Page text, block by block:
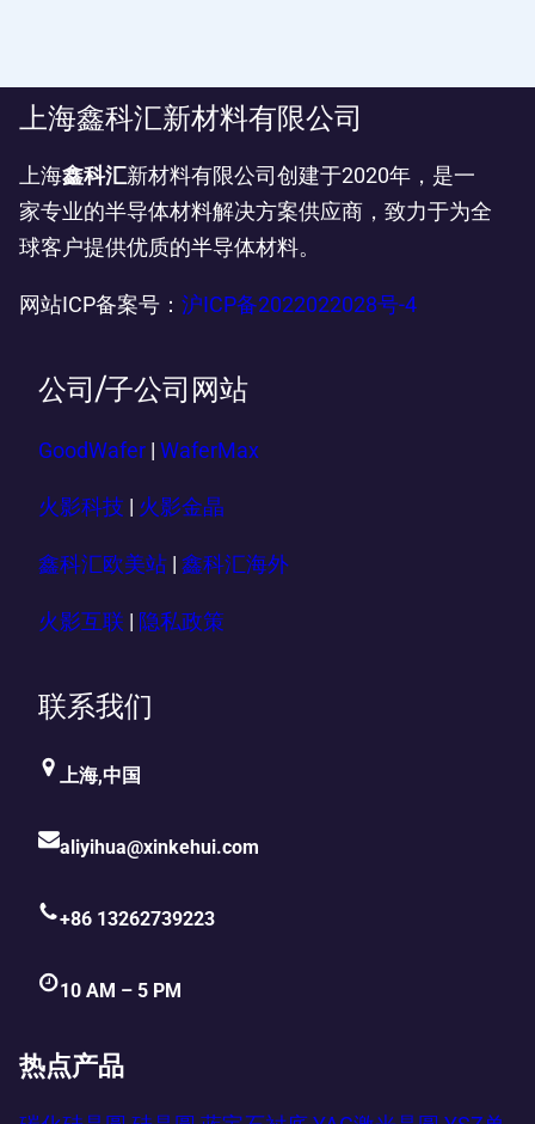
上海鑫科汇新材料有限公司
上海鑫科汇新材料有限公司创建于2020年，是一
家专业的半导体材料解决方案供应商，致力于为全
球客户提供优质的半导体材料。
网站ICP备案号： 沪ICP备2022022028号-4
公司/子公司网站
GoodWafer | WaferMax
火影科技 火影金晶
鑫科汇欧美站 鑫科汇海外
火影互联 | 隐私政策
联系我们
上海,中国
aliyihua@xinkehui.com
+86 13262739223
10 AM – 5 PM
热点产品